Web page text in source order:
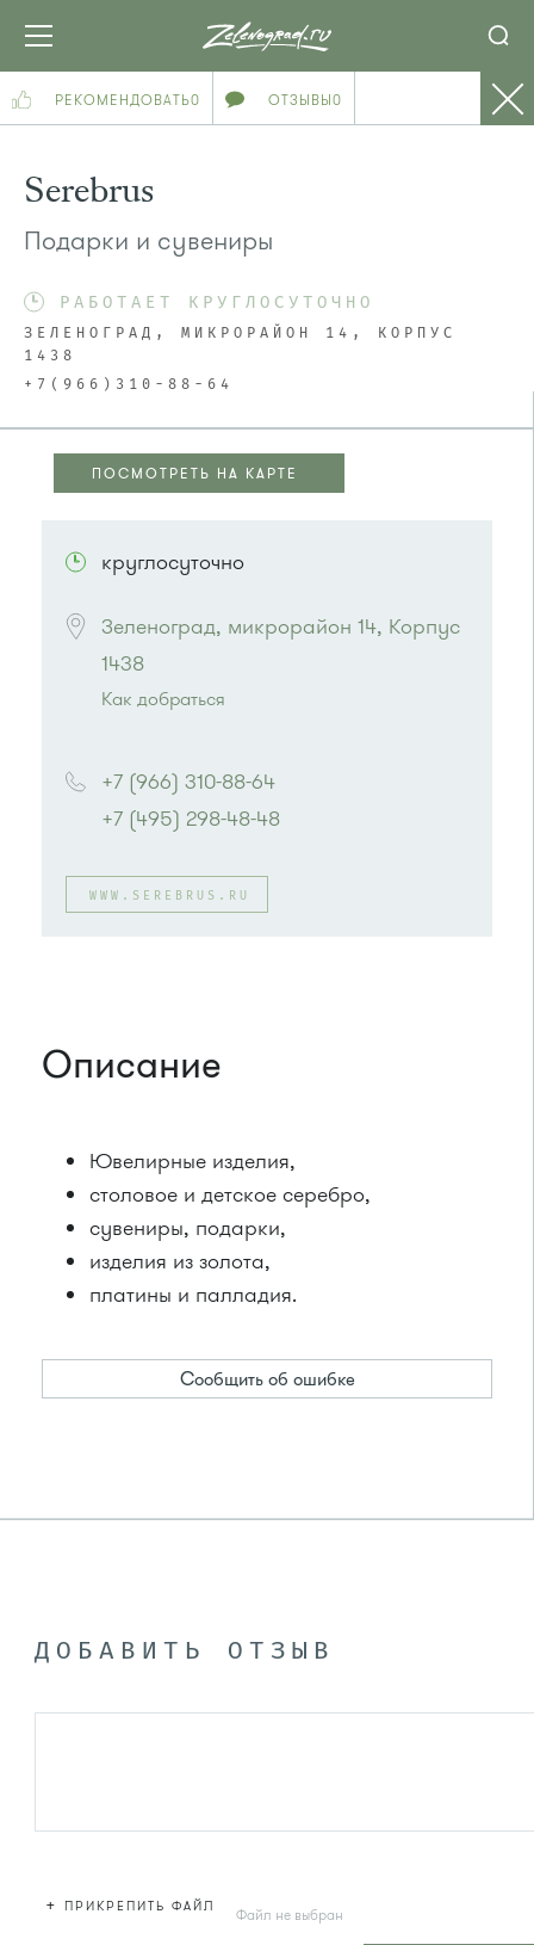
РЕКОМЕНДОВАТЬ0 ОТЗЫВЫ0
Serebrus
Подарки и сувениры
РАБОТАЕТ КРУГЛОСУТОЧНО
ЗЕЛЕНОГРАД, МИКРОРАЙОН 14, КОРПУС
1438
+7(966)310-88-64
ПОСМОТРЕТЬ НА КАРТЕ
круглосуточно
Зеленоград, микрорайон 14, Корпус
1438
Как добраться
Автобус № 16, 16К
Автобусы № 14, 17, 18, 19, 20, 357, 374, 400к,
495, 497.
+7 (966) 310-88-64
+7 (495) 298-48-48
WWW.SEREBRUS.RU
Описание
Ювелирные изделия,
столовое и детское серебро,
сувениры, подарки,
изделия из золота,
платины и палладия.
Сообщить об ошибке
ДОБАВИТЬ ОТЗЫВ
+ ПРИКРЕПИТЬ ФАЙЛ Файл не выбран